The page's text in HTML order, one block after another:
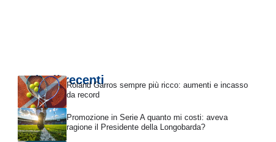
Articoli recentiRoland Garros sempre più ricco: aumenti e incasso
da record
Promozione in Serie A quanto mi costi: aveva
ragione il Presidente della Longobarda?